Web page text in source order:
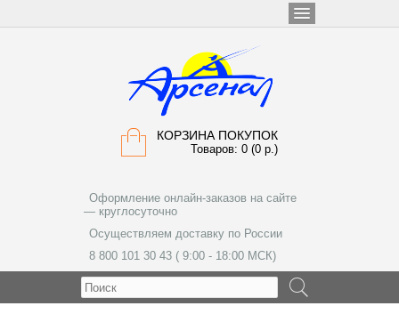
КОРЗИНА ПОКУПОК
Товаров: 0 (0 р.)
Оформление онлайн-заказов на сайте
— круглосуточно
Осуществляем доставку по России
8 800 101 30 43 ( 9:00 - 18:00 МСК)